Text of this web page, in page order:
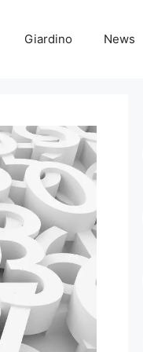
Giardino News